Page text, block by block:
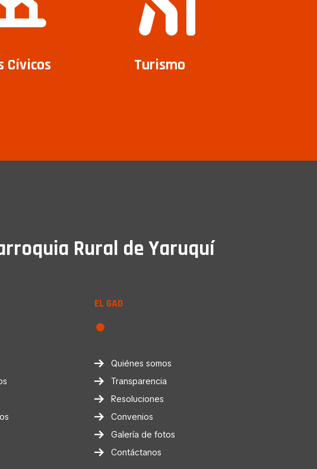
Cívicos Turismo
Rural de Yaruquí
EL GAD
Quiénes somos
Transparencia
Resoluciones
Convenios
Galería de fotos
Contáctanos